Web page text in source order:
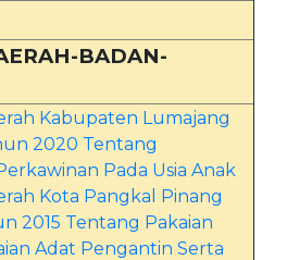
BADAN-
Kabupaten Lumajang
2020 Tentang
Pada Usia Anak
Kota Pangkal Pinang
2015 Tentang Pakaian
Adat Pengantin Serta